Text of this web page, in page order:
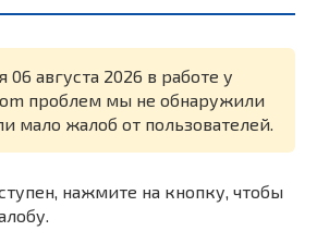
06 августа 2026 в работе у
проблем мы не обнаружили
мало жалоб от пользователей.
нажмите на кнопку, чтобы